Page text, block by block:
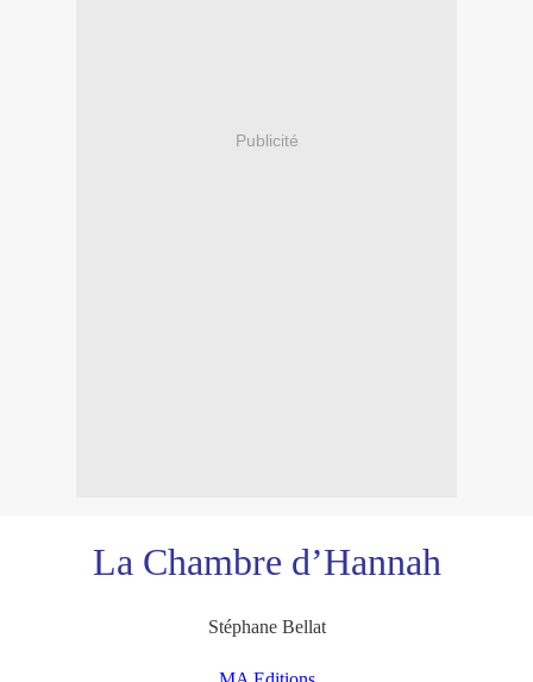
Publicité
La Chambre d’Hannah
Stéphane Bellat